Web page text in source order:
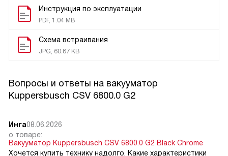
Инструкция по эксплуатации
PDF, 1.04 MB
Схема встраивания
JPG, 60.87 KB
Вопросы и ответы на вакууматор
Kuppersbusch CSV 6800.0 G2
Инга08.06.2026
о товаре:
Вакууматор Kuppersbusch CSV 6800.0 G2 Black Chrome
Хочется купить технику надолго. Какие характеристики